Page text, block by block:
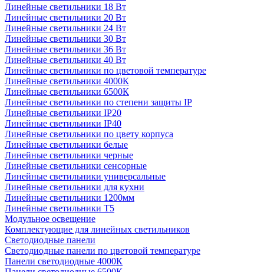
Линейные светильники 18 Вт
Линейные светильники 20 Вт
Линейные светильники 24 Вт
Линейные светильники 30 Вт
Линейные светильники 36 Вт
Линейные светильники 40 Вт
Линейные светильники по цветовой температуре
Линейные светильники 4000К
Линейные светильники 6500К
Линейные светильники по степени защиты IP
Линейные светильники IP20
Линейные светильники IP40
Линейные светильники по цвету корпуса
Линейные светильники белые
Линейные светильники черные
Линейные светильники сенсорные
Линейные светильники универсальные
Линейные светильники для кухни
Линейные светильники 1200мм
Линейные светильники Т5
Модульное освещение
Комплектующие для линейных светильников
Светодиодные панели
Светодиодные панели по цветовой температуре
Панели светодиодные 4000К